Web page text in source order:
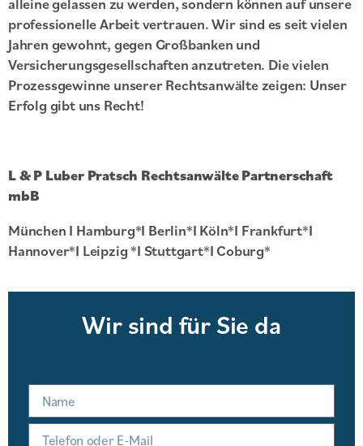
professionelle Arbeit vertrauen. Wir sind es seit vielen
Jahren gewohnt, gegen Großbanken und
Versicherungsgesellschaften anzutreten. Die vielen
Prozessgewinne unserer Rechtsanwälte zeigen: Unser
Erfolg gibt uns Recht!
L & P Luber Pratsch Rechtsanwälte Partnerschaft
mbB
München I Hamburg*I Berlin*I Köln*I Frankfurt*I
Hannover*I Leipzig *I Stuttgart*I Coburg*
Wir sind für Sie da